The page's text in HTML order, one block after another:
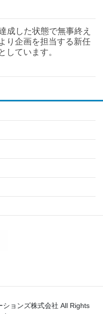
した状態で無事終え
り企画を担当する新任
しています。
ョンズ株式会社 All Rights